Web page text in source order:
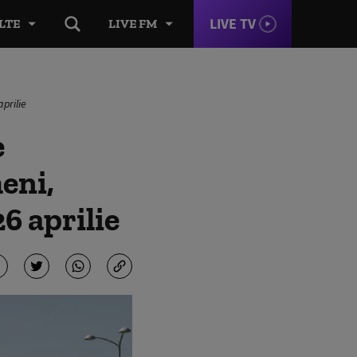
LIVE FM LIVE TV
aprilie